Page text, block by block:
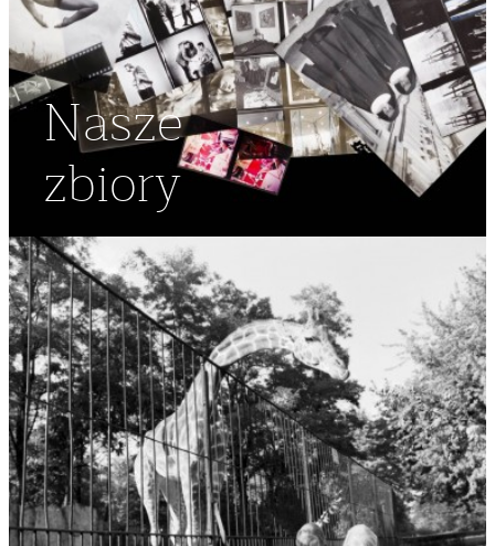
Nasze
zbiory